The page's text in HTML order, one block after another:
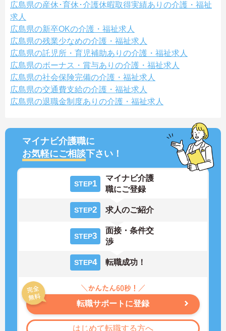
広島県の産休･育休･介護休暇取得実績ありの介護・福祉
求人
広島県の新卒OKの介護・福祉求人
広島県の残業少なめの介護・福祉求人
広島県の託児所・育児補助ありの介護・福祉求人
広島県のボーナス・賞与ありの介護・福祉求人
広島県の社会保険完備の介護・福祉求人
広島県の交通費支給の介護・福祉求人
広島県の退職金制度ありの介護・福祉求人
マイナビ介護職に
お気軽にご相談下さい！
STEP1
マイナビ介護
職にご登録
STEP2 求人のご紹介
STEP3
面接・条件交
渉
STEP4 転職成功！
転職サポートに登録
はじめて転職する方へ